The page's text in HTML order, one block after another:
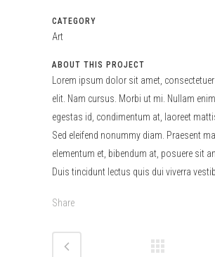
CATEGORY
Art
ABOUT THIS PROJECT
Lorem ipsum dolor sit amet,
elit. Nam cursus. Morbi ut mi. Nullam enim
egestas id, condimentum at, laoreet
Sed eleifend nonummy diam. Praesent
elementum et, bibendum at, posuere sit
Duis tincidunt lectus quis dui viverra
Share